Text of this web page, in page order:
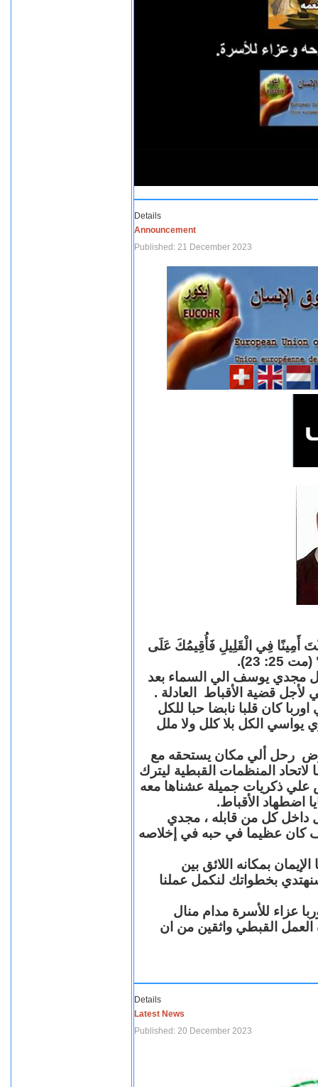
Details
Announcement
Published: 21 December 2023
أَمِينًا فِي الْقَلِيلِ فَأُقِيمُكَ عَلَى
23).
مجدي يوسف الي السماء بعد
قضية الأقباط العادلة .
كان قلبا نابضا حبا للكل
يواسي الكل بلا كلل ولا ملل
رحل ألي مكان يستحقه مع
المنظمات القبطية ليترك
علي ذكريات جميلة عشناها معه
اضطهاد الأقباط.
داخل كل من قابله ، مجدي
عظيما في حبه في إخلاصه
بمكانه اللائق بين
بخطواتك لنكمل عملنا
عزاء للأسرة مدام منال
العمل القبطي واثقين من ان
Details
Latest News
Published: 20 December 2023